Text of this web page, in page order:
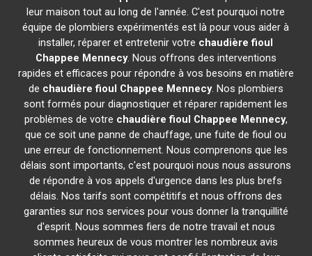
leur maison tout au long de l'année. C'est pourquoi notre
équipe de plombiers expérimentés est là pour vous aider à
installer, réparer et entretenir votre chaudière fioul
Chappee Mennecy. Nous offrons des interventions
rapides et efficaces pour répondre à vos besoins en matière
de chaudière fioul Chappee Mennecy. Nos plombiers
sont formés pour diagnostiquer et réparer rapidement les
problèmes de votre chaudière fioul Chappee Mennecy,
que ce soit une panne de chauffage, une fuite de fioul ou
une erreur de fonctionnement. Nous comprenons que les
délais sont importants, c'est pourquoi nous nous assurons
de répondre à vos appels d'urgence dans les plus brefs
délais. Nos tarifs sont compétitifs et nous offrons des
garanties sur nos services pour vous donner la tranquillité
d'esprit. Nous sommes fiers de notre travail et nous
sommes heureux de vous montrer les nombreux avis